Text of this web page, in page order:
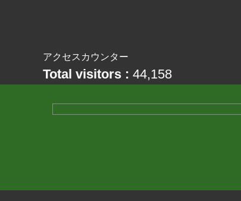
アクセスカウンター
Total visitors : 44,158